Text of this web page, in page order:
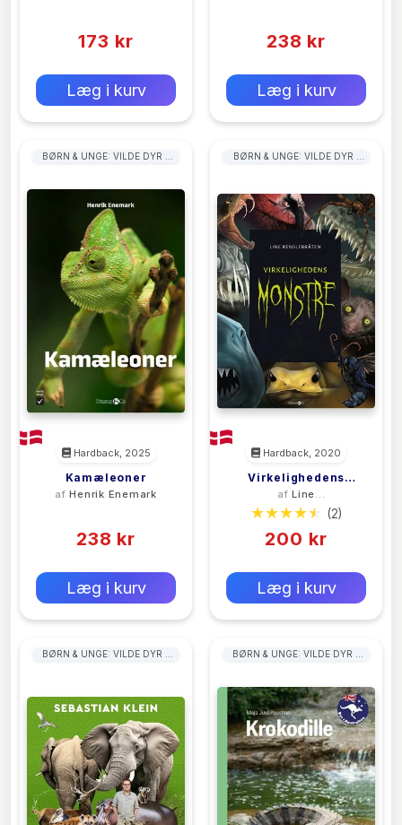
173 kr
Læg i kurv
238 kr
Læg i kurv
BØRN & UNGE: VILDE DYR &
Hardback, 2025
Kamæleoner
afHenrik Enemark
238 kr
Læg i kurv
BØRN & UNGE: VILDE DYR I
Hardback, 2020
Virkelighedens
Monstre
afLine
Renslebråten(2)
200 kr
Læg i kurv
BØRN & UNGE: VILDE DYR &
BØRN & UNGE: VILDE DYR &